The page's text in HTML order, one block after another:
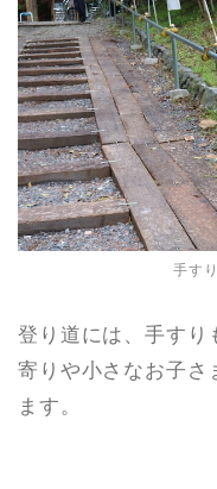
手す
登り道には、手すり
寄りや小さなお子さ
ます。